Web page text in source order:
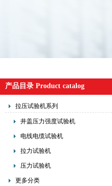
产品目录 Product catalog
拉压试验机系列
井盖压力强度试验机
电线电缆试验机
拉力试验机
压力试验机
更多分类